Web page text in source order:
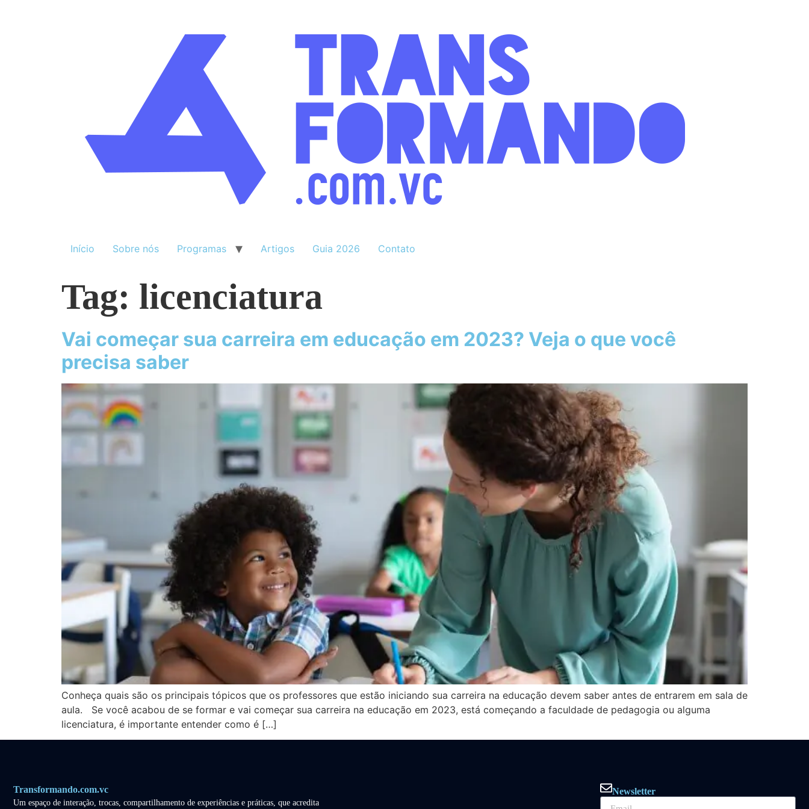
Início Sobre nós Programas Artigos Guia 2026 Contato
Tag: licenciatura
Vai começar sua carreira em educação em 2023? Veja o que você
precisa saber
Conheça quais são os principais tópicos que os professores que estão iniciando sua carreira na educação devem saber antes de entrarem em sala de
aula. Se você acabou de se formar e vai começar sua carreira na educação em 2023, está começando a faculdade de pedagogia ou alguma
licenciatura, é importante entender como é […]
Transformando.com.vc
Um espaço de interação, trocas, compartilhamento de experiências e práticas, que acredita
Newsletter